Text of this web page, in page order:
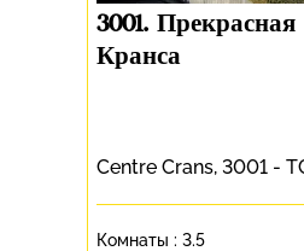
3001.
Кранса
Centre Crans, 3001 -
Комнаты : 3.5